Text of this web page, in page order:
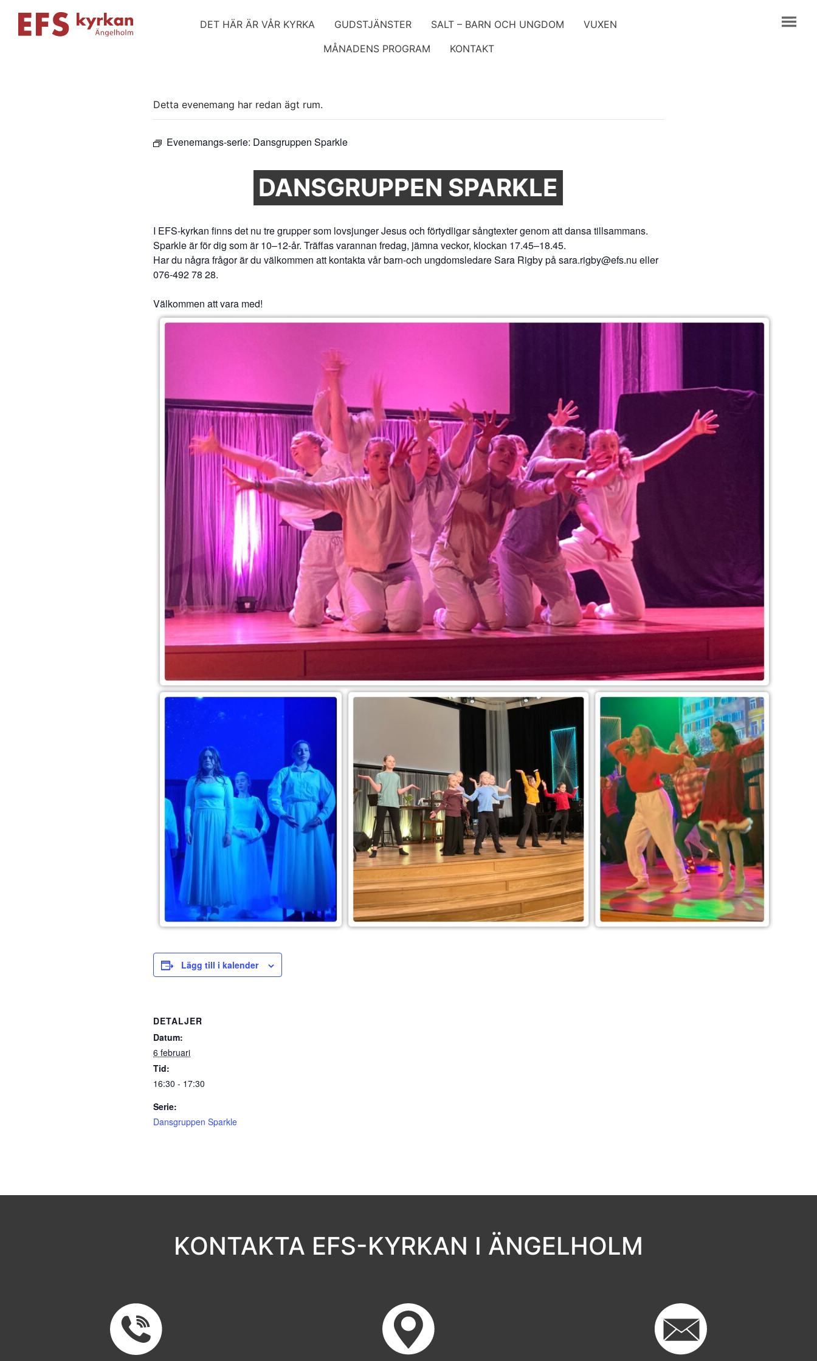
DET HÄR ÄR VÅR KYRKA GUDSTJÄNSTER SALT – BARN OCH UNGDOM
VUXEN
MÅNADENS PROGRAM
KONTAKT
Detta evenemang har redan ägt rum.
Evenemangs-serie: Dansgruppen Sparkle
DANSGRUPPEN SPARKLE
I EFS-kyrkan finns det nu tre grupper som lovsjunger Jesus och förtydligar sångtexter genom att dansa tillsammans.
Sparkle är för dig som är 10–12-år. Träffas varannan fredag, jämna veckor, klockan 17.45–18.45.
Har du några frågor är du välkommen att kontakta vår barn-och ungdomsledare Sara Rigby på sara.rigby@efs.nu eller
076-492 78 28.
Välkommen att vara med!
Lägg till i kalender
DETALJER
Datum:
6 februari
Tid:
16:30 - 17:30
Serie:
Dansgruppen Sparkle
KONTAKTA EFS-KYRKAN I ÄNGELHOLM